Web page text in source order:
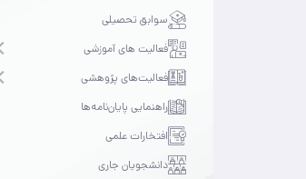
سوابق تحصیلی
فعالیت های آموزشیOpen submenu
فعالیت‌های پژوهشیOpen submenu
راهنمایی پایان‌نامه‌ها
افتخارات علمی
دانشجویان جاری